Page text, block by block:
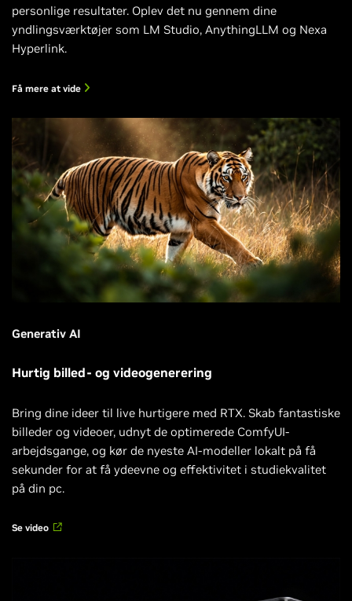
personlige resultater. Oplev det nu gennem dine
yndlingsværktøjer som LM Studio, AnythingLLM og Nexa
Hyperlink.
Få mere at vide
Generativ AI
Hurtig billed- og videogenerering
Bring dine ideer til live hurtigere med RTX. Skab fantastiske
billeder og videoer, udnyt de optimerede ComfyUI-
arbejdsgange, og kør de nyeste AI-modeller lokalt på få
sekunder for at få ydeevne og effektivitet i studiekvalitet
på din pc.
Se video